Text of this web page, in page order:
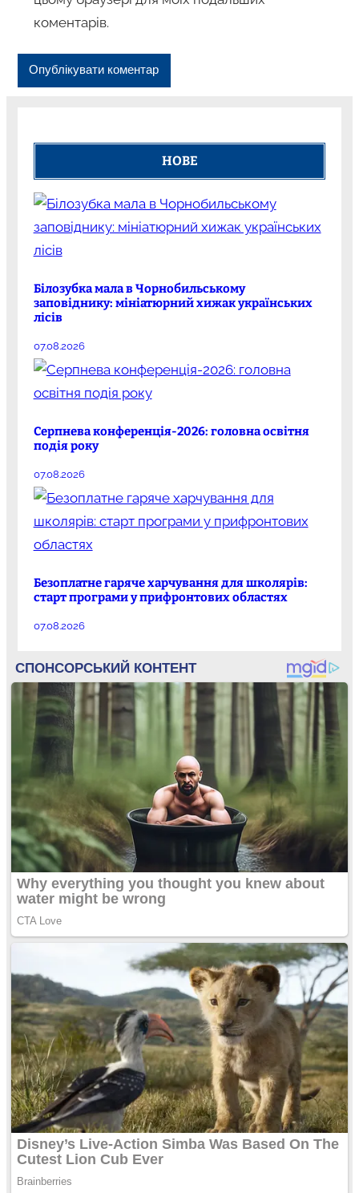
коментарів.
НОВЕ
Білозубка мала в Чорнобильському
заповіднику: мініатюрний хижак українських
лісів
07.08.2026
Серпнева конференція-2026: головна освітня
подія року
07.08.2026
Безоплатне гаряче харчування для школярів:
старт програми у прифронтових областях
07.08.2026